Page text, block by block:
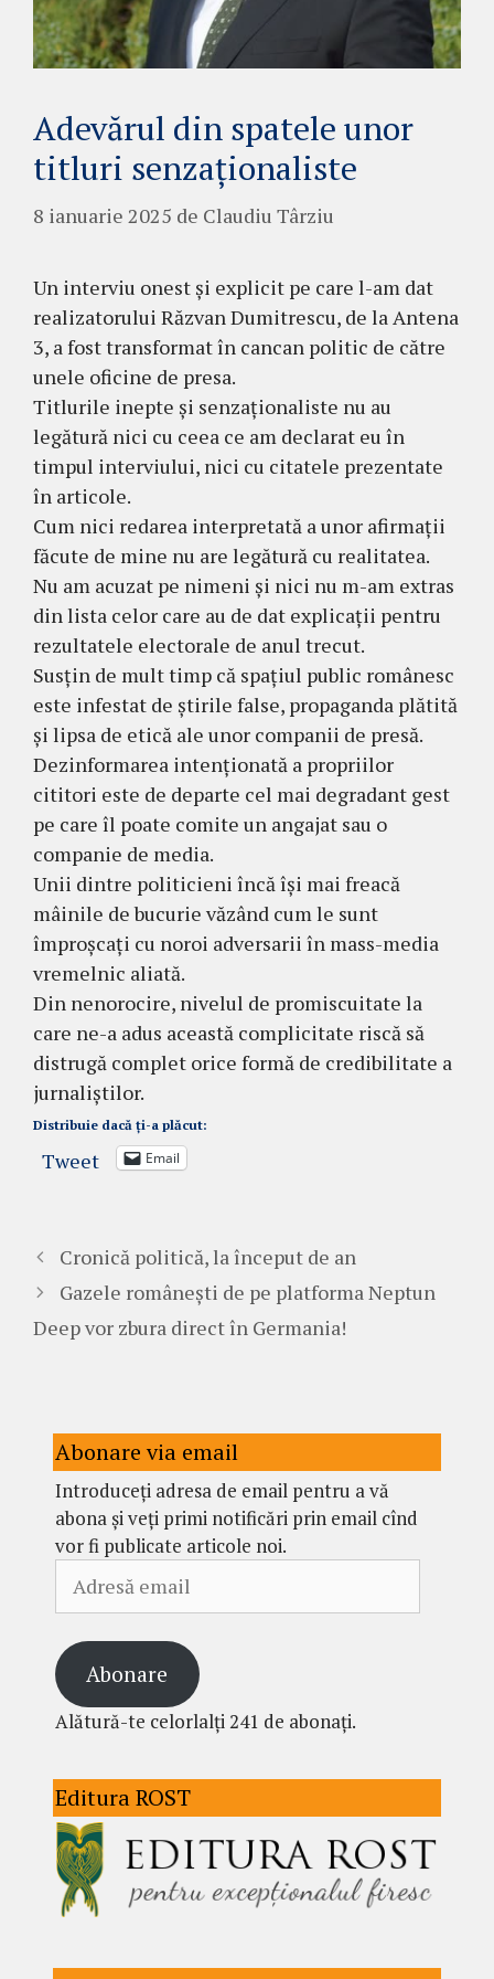
Adevărul din spatele unor
titluri senzaționaliste
8 ianuarie 2025 de Claudiu Târziu
Un interviu onest și explicit pe care l-am dat
realizatorului Răzvan Dumitrescu, de la Antena
3, a fost transformat în cancan politic de către
unele oficine de presa.
Titlurile inepte și senzaționaliste nu au
legătură nici cu ceea ce am declarat eu în
timpul interviului, nici cu citatele prezentate
în articole.
Cum nici redarea interpretată a unor afirmații
făcute de mine nu are legătură cu realitatea.
Nu am acuzat pe nimeni și nici nu m-am extras
din lista celor care au de dat explicații pentru
rezultatele electorale de anul trecut.
Susțin de mult timp că spațiul public românesc
este infestat de știrile false, propaganda plătită
și lipsa de etică ale unor companii de presă.
Dezinformarea intenționată a propriilor
cititori este de departe cel mai degradant gest
pe care îl poate comite un angajat sau o
companie de media.
Unii dintre politicieni încă își mai freacă
mâinile de bucurie văzând cum le sunt
împroșcați cu noroi adversarii în mass-media
vremelnic aliată.
Din nenorocire, nivelul de promiscuitate la
care ne-a adus această complicitate riscă să
distrugă complet orice formă de credibilitate a
jurnaliștilor.
Distribuie dacă ți-a plăcut:
Tweet Email
Cronică politică, la început de an
Gazele românești de pe platforma Neptun
Deep vor zbura direct în Germania!
Abonare via email
Introduceți adresa de email pentru a vă
abona și veți primi notificări prin email cînd
vor fi publicate articole noi.
email
Abonare
Alătură-te celorlalți 241 de abonați.
Editura ROST